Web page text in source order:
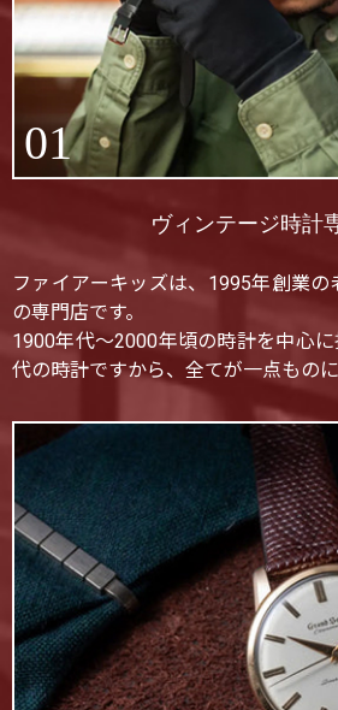
01
ヴィンテージ時計
ファイアーキッズは、1995年創業
の専門店です。
1900年代〜2000年頃の時計を中心
代の時計ですから、全てが一点ものに